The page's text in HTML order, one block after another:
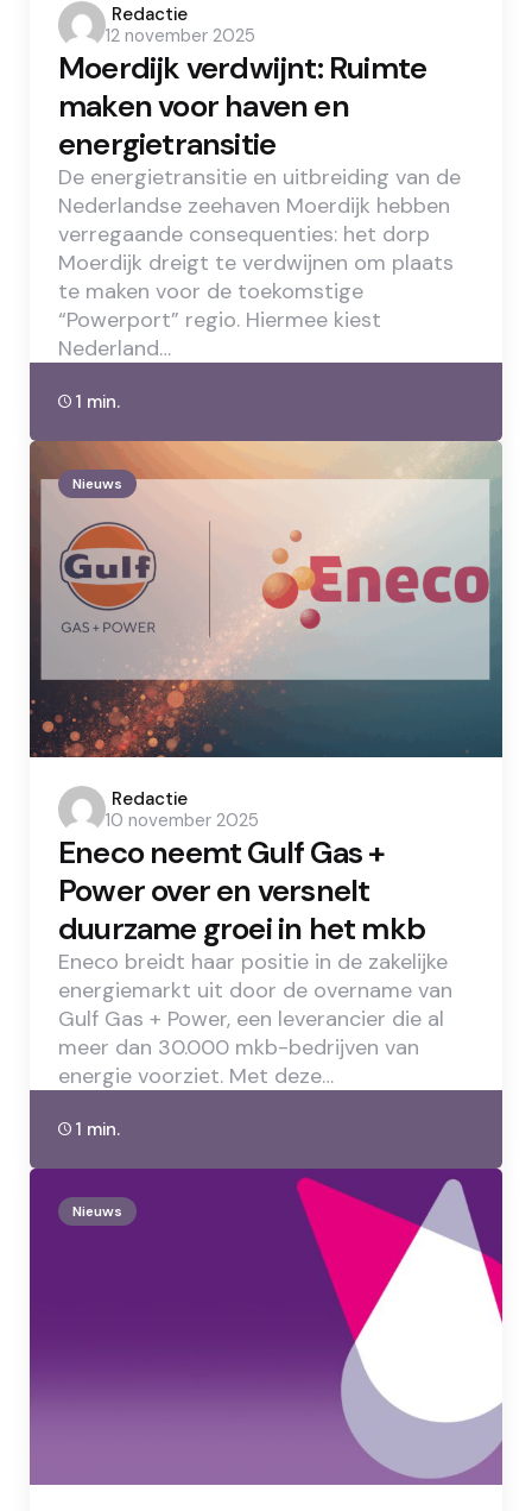
Posted
by
Redactie
12 november 2025
Moerdijk verdwijnt: Ruimte
maken voor haven en
energietransitie
De energietransitie en uitbreiding van de
Nederlandse zeehaven Moerdijk hebben
verregaande consequenties: het dorp
Moerdijk dreigt te verdwijnen om plaats
te maken voor de toekomstige
“Powerport” regio. Hiermee kiest
Nederland…
1 min.
Nieuws
Posted
by
Redactie
10 november 2025
Eneco neemt Gulf Gas +
Power over en versnelt
duurzame groei in het mkb
Eneco breidt haar positie in de zakelijke
energiemarkt uit door de overname van
Gulf Gas + Power, een leverancier die al
meer dan 30.000 mkb-bedrijven van
energie voorziet. Met deze…
1 min.
Nieuws